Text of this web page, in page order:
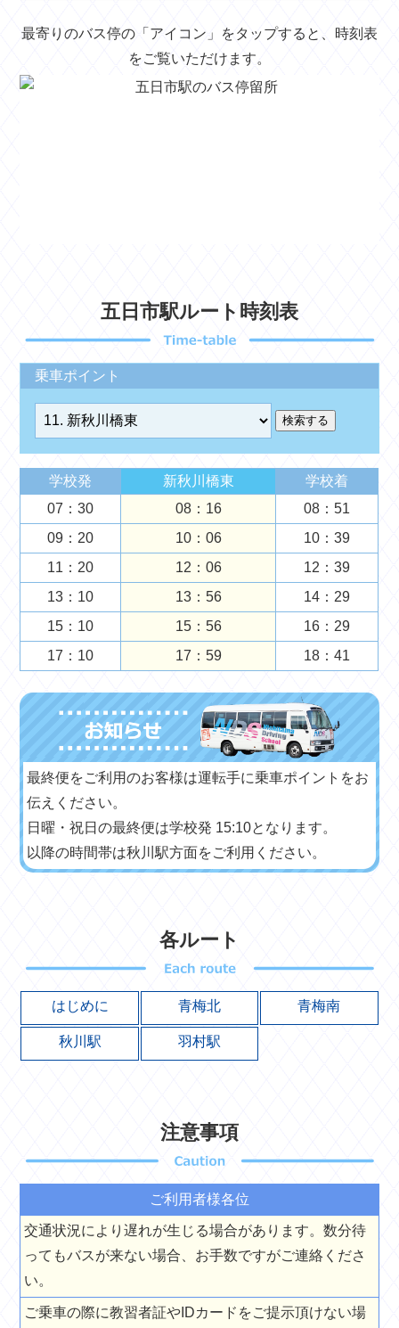
最寄りのバス停の「アイコン」をタップすると、時刻表
をご覧いただけます。
五日市駅ルート時刻表
乗車ポイント
学校発 新秋川橋東
学校着
07：30
08：16
08：51
09：20
10：06
10：39
11：20
12：06
12：39
13：10
13：56
14：29
15：10
15：56
16：29
17：10
17：59 18：41
最終便をご利用のお客様は運転手に乗車ポイントをお
伝えください。
日曜・祝日の最終便は学校発 15:10となります。
以降の時間帯は秋川駅方面をご利用ください。
各ルート
はじめに 青梅北 青梅南
秋川駅 羽村駅
注意事項
ご利用者様各位
交通状況により遅れが生じる場合があります。数分待
ってもバスが来ない場合、お手数ですがご連絡くださ
い。
ご乗車の際に教習者証やIDカードをご提示頂けない場